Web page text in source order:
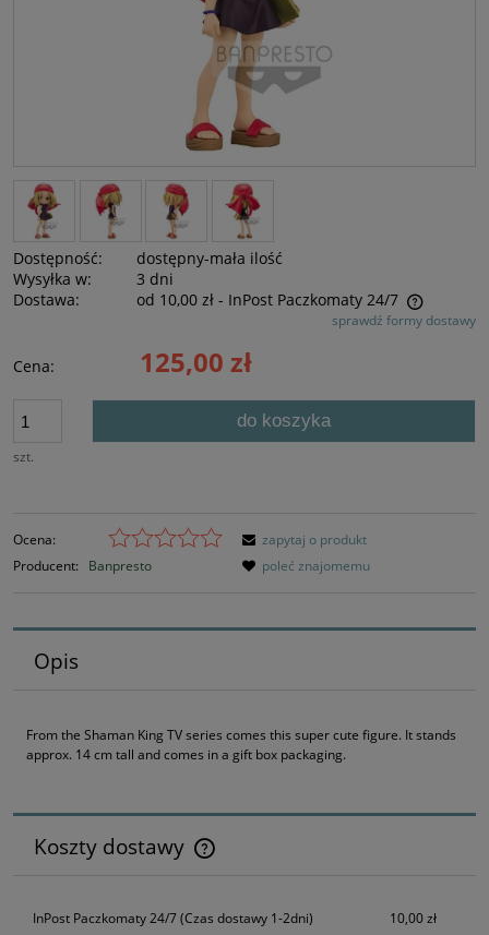
Dostępność:
dostępny-mała ilość
Wysyłka w:
3 dni
Dostawa:
od 10,00 zł - InPost Paczkomaty 24/7
Cena nie zawiera ewentualnych kosztów płatnościsprawdź formy dostawy
Cena: 125,00 zł
szt.
do koszyka
Ocena:
Producent:
Banpresto
zapytaj o produkt
poleć znajomemu
Opis
From the Shaman King TV series comes this super cute figure. It stands
approx. 14 cm tall and comes in a gift box packaging.
Koszty dostawy
Cena nie zawiera ewentualnych kosztów płatności
InPost Paczkomaty 24/7(Czas dostawy 1-2dni) 10,00 zł